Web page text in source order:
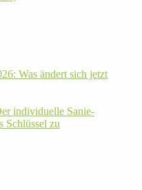
Was ändert sich jetzt
indi­vi­du­elle Sanie­
Schlüssel zu